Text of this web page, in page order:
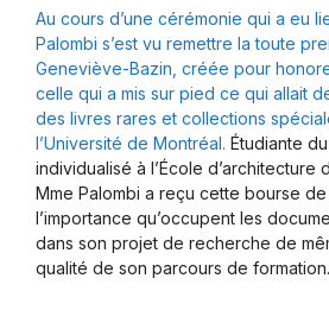
Au cours d’une cérémonie qui a eu
Palombi s’est vu remettre la toute
Geneviève-Bazin, créée pour
celle qui a mis sur pied ce qui allait
des livres rares et collections
l’Université de Montréal. Étudiante
individualisé à l’École d’architecture
Mme Palombi a reçu cette bourse
l’importance qu’occupent les
dans son projet de recherche de
qualité de son parcours de formation.